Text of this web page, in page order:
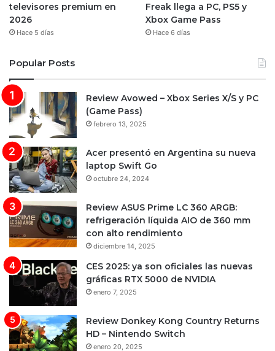
televisores premium en
2026
Hace 5 días
Freak llega a PC, PS5 y
Xbox Game Pass
Hace 6 días
Popular Posts
Review Avowed – Xbox Series X/S y PC
(Game Pass)
febrero 13, 2025
Acer presentó en Argentina su nueva
laptop Swift Go
octubre 24, 2024
Review ASUS Prime LC 360 ARGB:
refrigeración líquida AIO de 360 mm
con alto rendimiento
diciembre 14, 2025
CES 2025: ya son oficiales las nuevas
gráficas RTX 5000 de NVIDIA
enero 7, 2025
Review Donkey Kong Country Returns
HD – Nintendo Switch
enero 20, 2025